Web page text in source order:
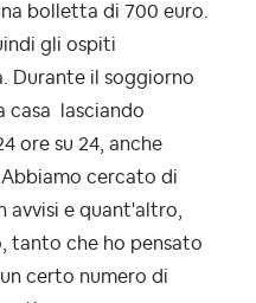
bolletta di 700 euro.
gli ospiti
Durante il soggiorno
casa lasciando
ore su 24, anche
cercato di
avvisi e quant'altro,
tanto che ho pensato
certo numero di